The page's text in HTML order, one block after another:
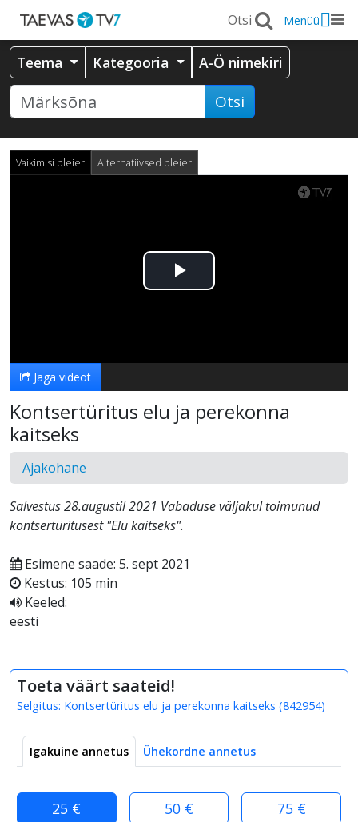
Menüü
Teema Kategooria A-Ö nimekiri
Otsi
Vaikimisi pleier Alternatiivsed pleier
Esita
Jaga videot
Kontsertüritus elu ja perekonna
kaitseks
Ajakohane
Salvestus 28.augustil 2021 Vabaduse väljakul toimunud
kontsertüritusest "Elu kaitseks".
Esimene saade: 5. sept 2021
Kestus: 105 min
Keeled:
eesti
Toeta väärt saateid!
Selgitus: Kontsertüritus elu ja perekonna kaitseks (842954)
Igakuine annetus Ühekordne annetus
25 € 50 € 75 €